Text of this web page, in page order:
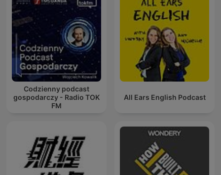
Codzienny podcast
gospodarczy - Radio TOK
FM
All Ears English Podcast